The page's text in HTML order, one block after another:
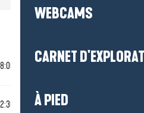
WEBCAMS
CARNET
À PIED
2026
18:00 - 20:00